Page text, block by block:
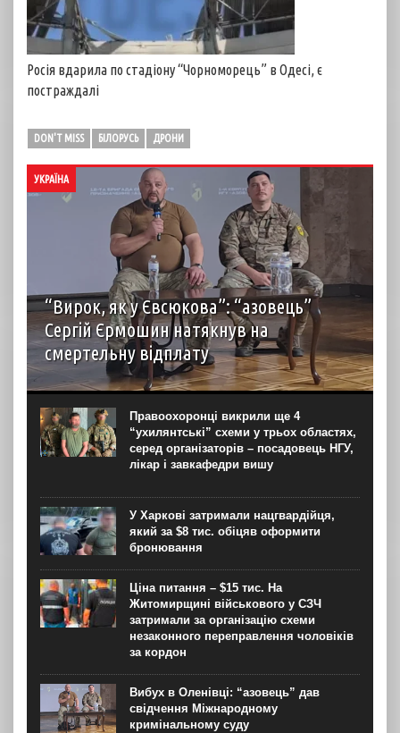
Росія вдарила по стадіону “Чорноморець” в Одесі, є
постраждалі
DON'T MISS БІЛОРУСЬ ДРОНИ
УКРАЇНА
“Вирок, як у Євсюкова”: “азовець”
Сергій Єрмошин натякнув на
смертельну відплату
Капітан Сергій Єрмошин (“Єрмалай”), колишній
військовополонений, а нині – заступник командира
бригади з тилу, начальник тилу 12-ї бригади
спеціального призначення НГУ “Азов”, вважає, що усіх
росіян, дотичних до репресій...
Правоохоронці викрили ще 4
“ухилянтські” схеми у трьох областях,
серед організаторів – посадовець НГУ,
лікар і завкафедри вишу
У Харкові затримали нацгвардійця,
який за $8 тис. обіцяв оформити
бронювання
Ціна питання – $15 тис. На
Житомирщині військового у СЗЧ
затримали за організацію схеми
незаконного переправлення чоловіків
за кордон
Вибух в Оленівці: “азовець” дав
свідчення Міжнародному
кримінальному суду